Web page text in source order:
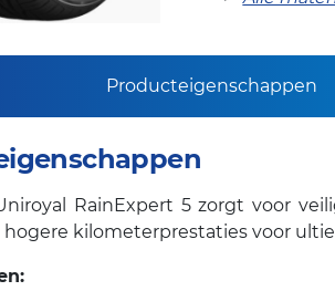
Producteigenschappen
RainExpert 5 zorgt voor
kilometerprestaties voor